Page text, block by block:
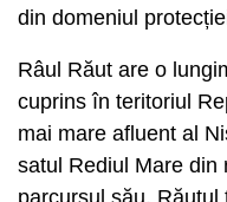
din domeniul
Râul Răut are o
cuprins în teritoriul
mai mare afluent al
satul Rediul Mare din
parcursul său,